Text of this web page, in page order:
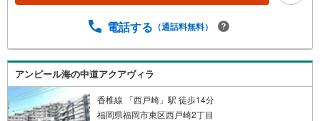
電話する （通話料無料）
アンピール海の中道アクアヴィラ
香椎線 「西戸崎」駅 徒歩14分
福岡県福岡市東区西戸崎2丁目